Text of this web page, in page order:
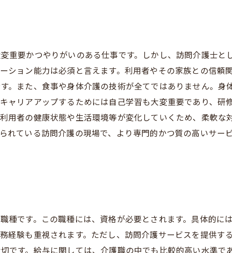
重要かつやりがいのある仕事です。しかし、訪問介護士と
ション能力は必須と言えます。利用者やその家族との信頼
。また、食事や身体介護の技術が全てではありません。身
ャリアアップするためには自己学習も大変重要であり、研
用者の健康状態や生活環境等が変化していくため、柔軟な
れている訪問介護の現場で、より専門的かつ質の高いサー
種です。この職種には、資格が必要とされます。具体的に
経験も重視されます。ただし、訪問介護サービスを提供す
です。給与に関しては、介護職の中でも比較的高い水準で